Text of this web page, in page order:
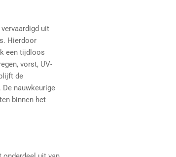
uit
Hierdoor
een tijdloos
vorst, UV-
de
nauwkeurige
binnen het